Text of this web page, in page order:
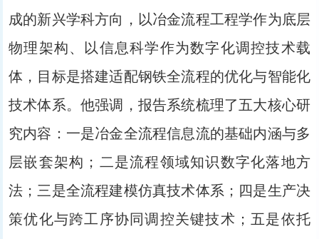
成的新兴学科方向，以冶金流程工程学作为底层
物理架构、以信息科学作为数字化调控技术载
体，目标是搭建适配钢铁全流程的优化与智能化
技术体系。他强调，报告系统梳理了五大核心研
究内容：一是冶金全流程信息流的基础内涵与多
层嵌套架构；二是流程领域知识数字化落地方
法；三是全流程建模仿真技术体系；四是生产决
策优化与跨工序协同调控关键技术；五是依托